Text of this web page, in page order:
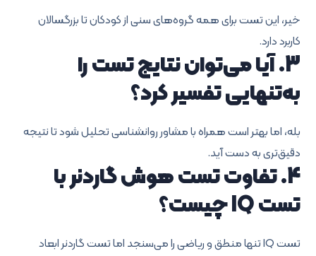
خیر، این تست برای همه گروه‌های سنی از کودکان تا بزرگسالان
کاربرد دارد.
3. آیا می‌توان نتایج تست را
به‌تنهایی تفسیر کرد؟
بله، اما بهتر است همراه با مشاور روانشناسی تحلیل شود تا نتیجه
دقیق‌تری به دست آید.
4. تفاوت تست هوش گاردنر با
تست IQ چیست؟
تست IQ تنها منطق و ریاضی را می‌سنجد اما تست گاردنر ابعاد